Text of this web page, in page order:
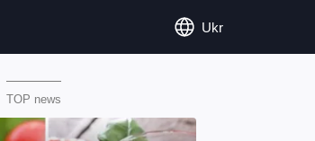
Ukr
TOP news